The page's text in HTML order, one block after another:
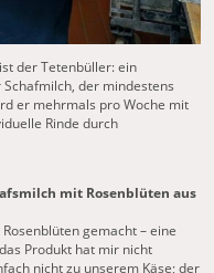
der Tetenbüller: ein
der mindestens
er mehrmals pro Woche mit
Rinde durch
mit Rosenblüten aus
gemacht – eine
Produkt hat mir nicht
nicht zu unserem Käse; der